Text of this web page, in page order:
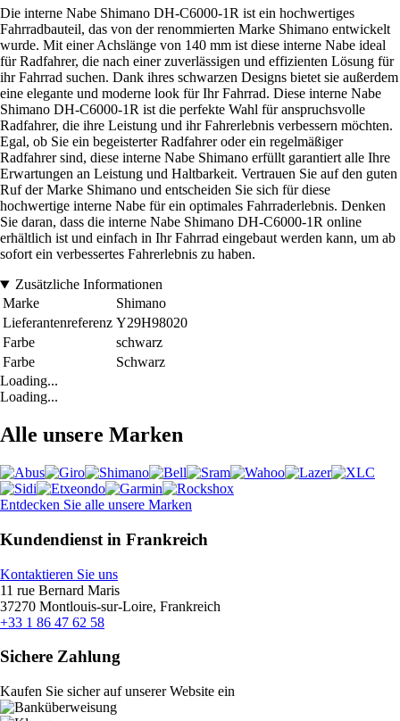
Die interne Nabe Shimano DH-C6000-1R ist ein hochwertiges
Fahrradbauteil, das von der renommierten Marke Shimano entwickelt
wurde. Mit einer Achslänge von 140 mm ist diese interne Nabe ideal
für Radfahrer, die nach einer zuverlässigen und effizienten Lösung für
ihr Fahrrad suchen. Dank ihres schwarzen Designs bietet sie außerdem
eine elegante und moderne look für Ihr Fahrrad. Diese interne Nabe
Shimano DH-C6000-1R ist die perfekte Wahl für anspruchsvolle
Radfahrer, die ihre Leistung und ihr Fahrerlebnis verbessern möchten.
Egal, ob Sie ein begeisterter Radfahrer oder ein regelmäßiger
Radfahrer sind, diese interne Nabe Shimano erfüllt garantiert alle Ihre
Erwartungen an Leistung und Haltbarkeit. Vertrauen Sie auf den guten
Ruf der Marke Shimano und entscheiden Sie sich für diese
hochwertige interne Nabe für ein optimales Fahrraderlebnis. Denken
Sie daran, dass die interne Nabe Shimano DH-C6000-1R online
erhältlich ist und einfach in Ihr Fahrrad eingebaut werden kann, um ab
sofort ein verbessertes Fahrerlebnis zu haben.
Zusätzliche Informationen
Marke
Shimano
Lieferantenreferenz Y29H98020
Farbe
schwarz
Farbe
Schwarz
Loading...
Loading...
Alle unsere Marken
Entdecken Sie alle unsere Marken
Kundendienst in Frankreich
Kontaktieren Sie uns
11 rue Bernard Maris
37270 Montlouis-sur-Loire, Frankreich
+33 1 86 47 62 58
Sichere Zahlung
Kaufen Sie sicher auf unserer Website ein